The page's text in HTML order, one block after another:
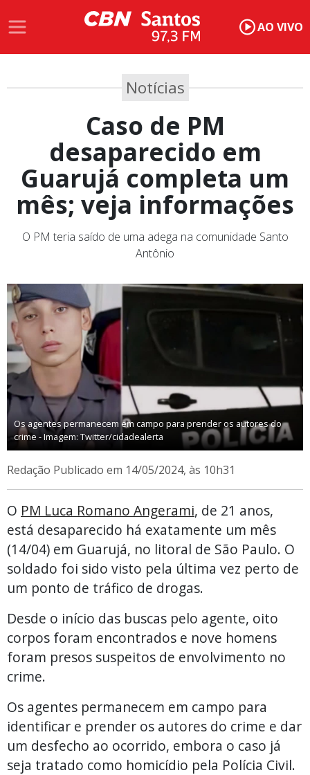
AO VIVO
Notícias
Caso de PM
desaparecido em
Guarujá completa um
mês; veja informações
O PM teria saído de uma adega na comunidade Santo
Antônio
Os agentes permanecem em campo para prender os autores do
crime - Imagem: Twitter/cidadealerta
Redação Publicado em 14/05/2024, às 10h31
O PM Luca Romano Angerami, de 21 anos,
está desaparecido há exatamente um mês
(14/04) em Guarujá, no litoral de São Paulo. O
soldado foi sido visto pela última vez perto de
um ponto de tráfico de drogas.
Desde o início das buscas pelo agente, oito
corpos foram encontrados e nove homens
foram presos suspeitos de envolvimento no
crime.
Os agentes permanecem em campo para
identificar e prender os autores do crime e dar
um desfecho ao ocorrido, embora o caso já
seja tratado como homicídio pela Polícia Civil.